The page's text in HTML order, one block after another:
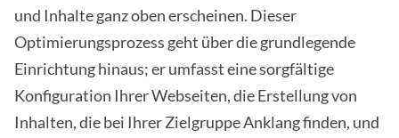
und Inhalte ganz oben erscheinen. Dieser
Optimierungsprozess geht über die grundlegende
Einrichtung hinaus; er umfasst eine sorgfältige
Konfiguration Ihrer Webseiten, die Erstellung von
Inhalten, die bei Ihrer Zielgruppe Anklang finden, und